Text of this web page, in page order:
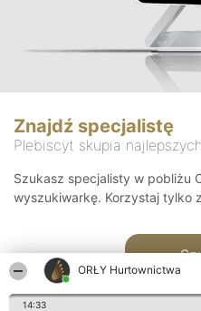
ORŁY Hurtownictwa
14:33
Znajdź specjalistę
Plebiscyt skupia
Szukasz specjalisty w pobliżu
wyszukiwarkę. Korzystaj tylko